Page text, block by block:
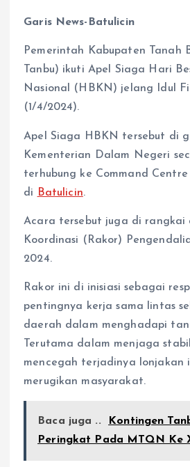
Garis News-Batulicin
Pemerintah Kabupaten Tanah
Tanbu) ikuti Apel Siaga Hari
Nasional (HBKN) jelang Idul
(1/4/2024).
Apel Siaga HBKN tersebut di
Kementerian Dalam Negeri
terhubung ke Command Centre
di
Batulicin.
Acara tersebut juga di rangkai
Koordinasi (Rakor)
2024.
Rakor ini di inisiasi sebagai
pentingnya kerja sama lintas
daerah dalam menghadapi
Terutama dalam menjaga
mencegah terjadinya lonjakan
merugikan masyarakat.
Baca juga ..
Kontingen
Peringkat Pada MTQN Ke